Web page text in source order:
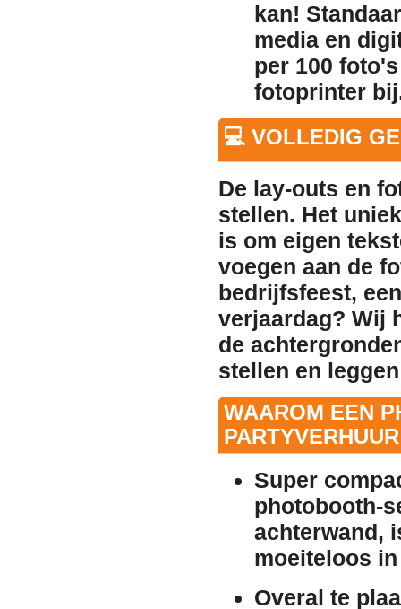
kan!
media en
per 100 foto's
fotoprinter
💻 VOLLEDIG
De lay-outs en
stellen. Het
is om eigen
voegen aan de
bedrijfsfeest,
verjaardag? Wij
de
stellen en
WAAROM EEN
Super
photobooth-
achterwand,
moeiteloos
Overal te